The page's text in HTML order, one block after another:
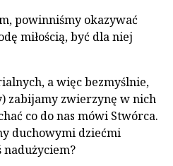
powinniśmy okazywać
miłością, być dla niej
a więc bezmyślnie,
zabijamy zwierzynę w nich
co do nas mówi Stwórca.
duchowymi dziećmi